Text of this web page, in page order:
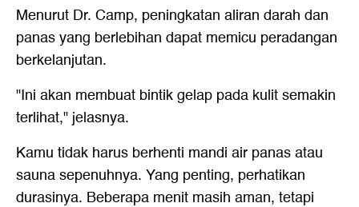
Menurut Dr. Camp, peningkatan aliran darah dan
panas yang berlebihan dapat memicu peradangan
berkelanjutan.
"Ini akan membuat bintik gelap pada kulit semakin
terlihat," jelasnya.
Kamu tidak harus berhenti mandi air panas atau
sauna sepenuhnya. Yang penting, perhatikan
durasinya. Beberapa menit masih aman, tetapi